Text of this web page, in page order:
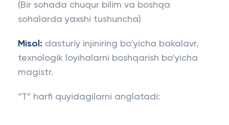
(Bir sohada chuqur bilim va boshqa
sohalarda yaxshi tushuncha)
Misol: dasturiy injiniring bo‘yicha bakalavr,
texnologik loyihalarni boshqarish bo‘yicha
magistr.
“T” harfi quyidagilarni anglatadi: